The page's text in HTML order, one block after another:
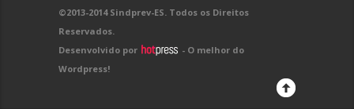
©2013-2014 Sindprev-ES. Todos os Direitos
Reservados.
Desenvolvido por
- O melhor do
Wordpress!